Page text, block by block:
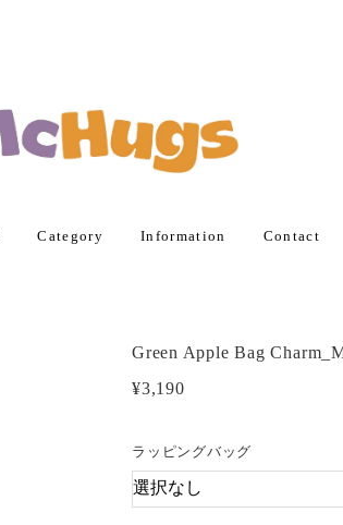
Category Information Contact
Green Apple Bag
¥3,190
ラッピングバッグ